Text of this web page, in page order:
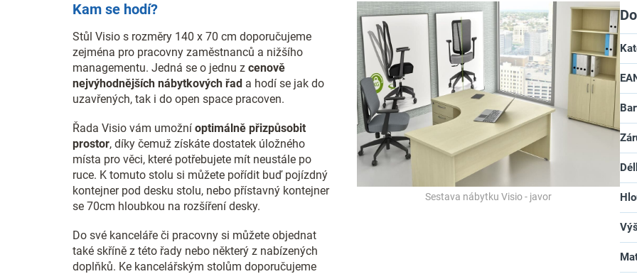
Kam se hodí?
Stůl Visio s rozměry 140 x 70 cm doporučujeme
zejména pro pracovny zaměstnanců a nižšího
managementu. Jedná se o jednu z cenově
nejvýhodnějších nábytkových řad a hodí se jak do
uzavřených, tak i do open space pracoven.
Řada Visio vám umožní optimálně přizpůsobit
prostor, díky čemuž získáte dostatek úložného
místa pro věci, které potřebujete mít neustále po
ruce. K tomuto stolu si můžete pořídit buď pojízdný
kontejner pod desku stolu, nebo přístavný kontejner
se 70cm hloubkou na rozšíření desky.
Do své kanceláře či pracovny si můžete objednat
také skříně z této řady nebo některý z nabízených
doplňků. Ke kancelářským stolům doporučujeme
Sestava nábytku Visio - javor